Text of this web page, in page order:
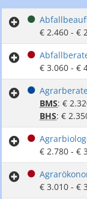
€ 2.460 - €
€ 3.060 - €
BMS: €
BHS: €
€ 2.780 - €
€ 3.010 - €